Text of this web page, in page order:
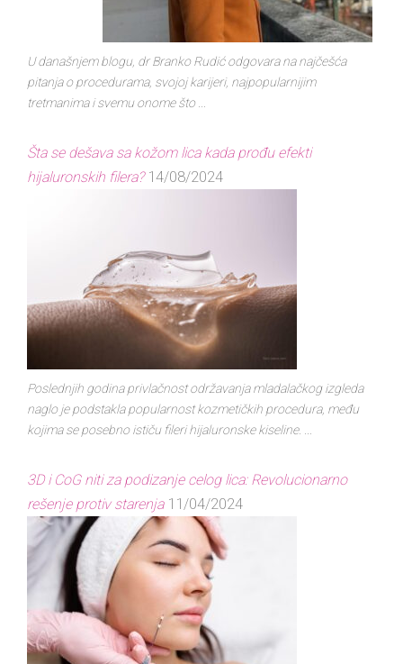
U današnjem blogu, dr Branko Rudić odgovara na najčešća
pitanja o procedurama, svojoj karijeri, najpopularnijim
tretmanima i svemu onome što ...
Šta se dešava sa kožom lica kada prođu efekti
hijaluronskih filera?14/08/2024
Poslednjih godina privlačnost održavanja mladalačkog izgleda
naglo je podstakla popularnost kozmetičkih procedura, među
kojima se posebno ističu fileri hijaluronske kiseline. ...
3D i CoG niti za podizanje celog lica: Revolucionarno
rešenje protiv starenja11/04/2024